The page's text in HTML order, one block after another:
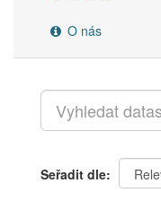
O nás
Seřadit dle